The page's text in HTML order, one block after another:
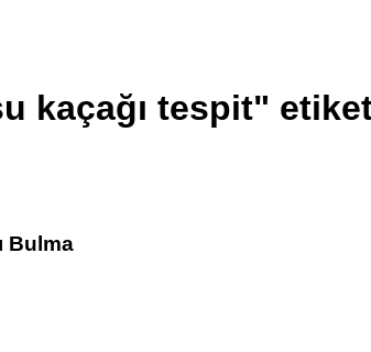
kaçağı tespit"
Bulma